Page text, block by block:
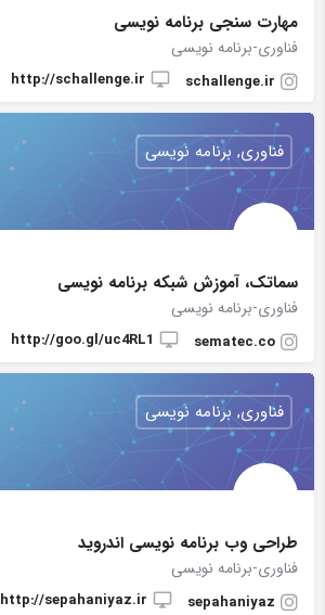
مهارت سنجی برنامه نویسی
فناوری-برنامه نویسی
schallenge.ir
http://schallenge.ir
سماتک، آموزش شبکه برنامه نویسی
فناوری-برنامه نویسی
sematec.co
http://goo.gl/uc4RL1
فناوری, برنامه نویسی
طراحی وب برنامه نویسی اندروید
فناوری-برنامه نویسی
sepahaniyaz
http://sepahaniyaz.ir
فناوری, برنامه نویسی